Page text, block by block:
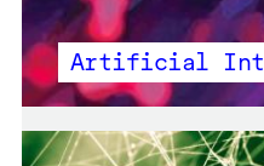
Artificial